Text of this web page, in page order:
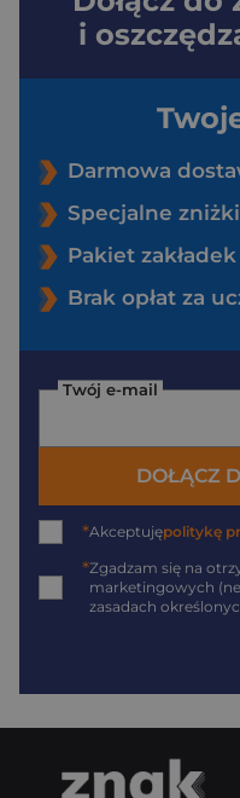
i
Darmowa
Specjalne
Pakiet zakładek
Brak opłat za
Twój e-mail
DOŁĄCZ
*Akceptujępolitykę
*Zgadzam się na
marketingowych
zasadach